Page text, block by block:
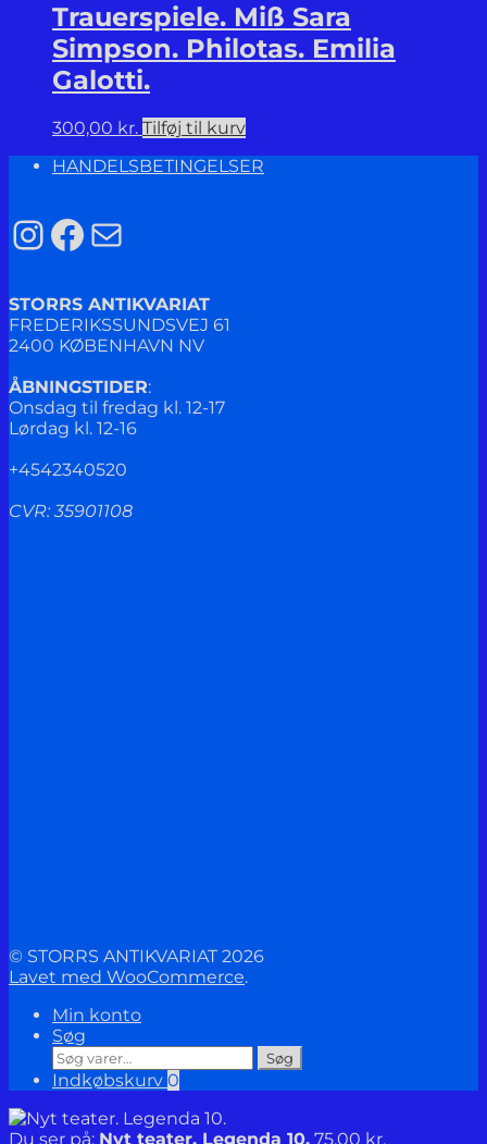
Trauerspiele. Miß Sara
Simpson. Philotas. Emilia
Galotti.
300,00 kr. Tilføj til kurv
HANDELSBETINGELSER
Instagram
Facebook
Mail
STORRS ANTIKVARIAT
FREDERIKSSUNDSVEJ 61
2400 KØBENHAVN NV
ÅBNINGSTIDER:
Onsdag til fredag kl. 12-17
Lørdag kl. 12-16
+4542340520
CVR: 35901108
© STORRS ANTIKVARIAT 2026
Lavet med WooCommerce.
Min konto
Søg
Søg
efter:
Søg
Indkøbskurv 0
Du ser på: Nyt teater. Legenda 10. 75,00 kr.